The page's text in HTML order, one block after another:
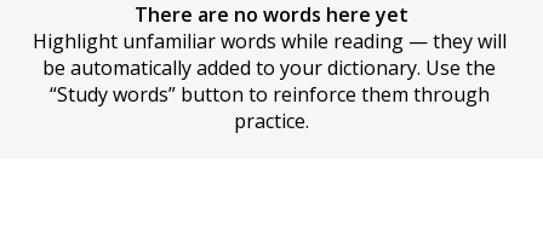
There are no words here yet
Highlight unfamiliar words while reading — they will
be automatically added to your dictionary. Use the
“Study words” button to reinforce them through
practice.